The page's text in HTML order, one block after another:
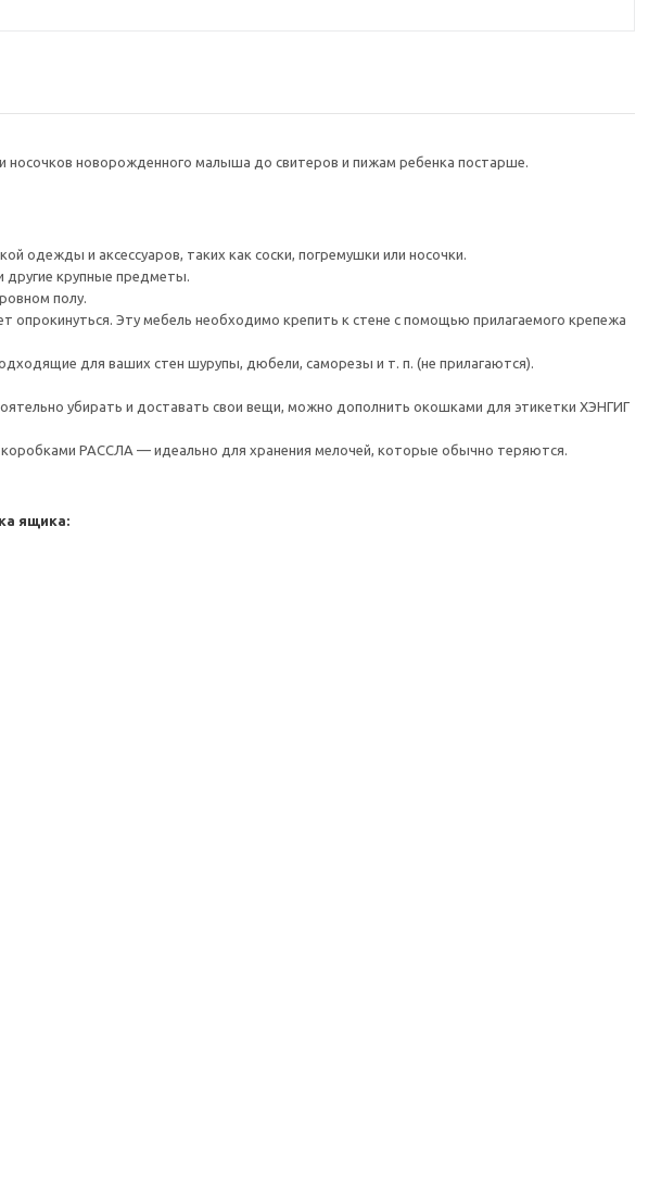
носочков новорожденного малыша до свитеров и пижам ребенка постарше.
одежды и аксессуаров, таких как соски, погремушки или носочки.
другие крупные предметы.
полу.
Эту мебель необходимо крепить к стене с помощью прилагаемого крепежа
для ваших стен шурупы, дюбели, саморезы и т. п. (не прилагаются).
убирать и доставать свои вещи, можно дополнить окошками для этикетки ХЭНГИГ
РАССЛА — идеально для хранения мелочей, которые обычно теряются.
ящика: